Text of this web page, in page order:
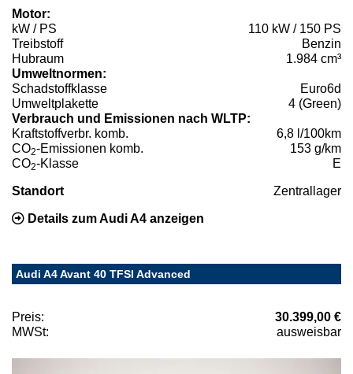
Motor:
kW / PS
110 kW / 150 PS
Treibstoff
Benzin
Hubraum
1.984 cm³
Umweltnormen:
Schadstoffklasse
Euro6d
Umweltplakette
4 (Green)
Verbrauch und Emissionen nach WLTP:
Kraftstoffverbr. komb.
6,8 l/100km
CO2-Emissionen komb.
153 g/km
CO2-Klasse E
Standort Zentrallager
Details zum Audi A4 anzeigen
Audi A4 Avant 40 TFSI Advanced
Preis:
30.399,00 €
MWSt:
ausweisbar